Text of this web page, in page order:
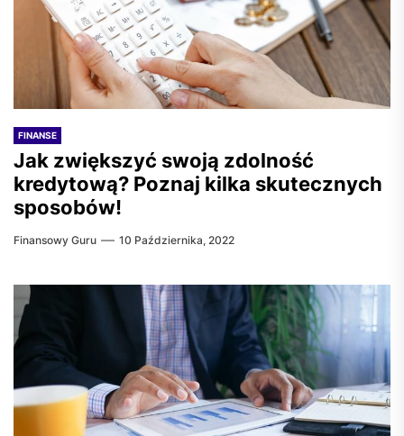
FINANSE
Jak zwiększyć swoją zdolność
kredytową? Poznaj kilka skutecznych
sposobów!
Finansowy Guru 10 Października, 2022